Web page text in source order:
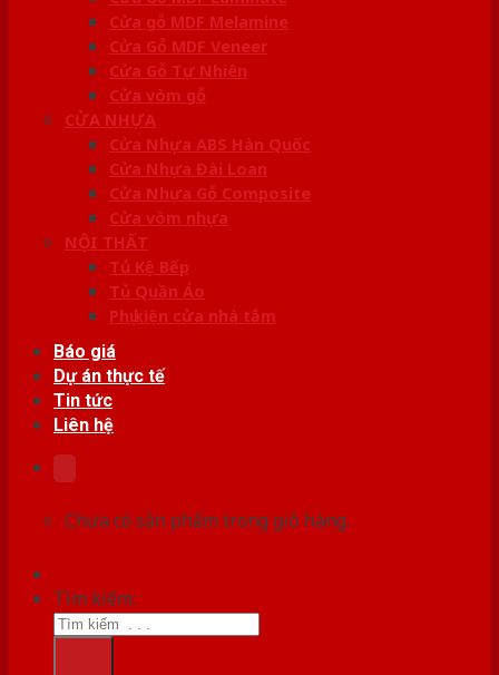
Cửa gỗ MDF Melamine
Cửa Gỗ MDF Veneer
Cửa Gỗ Tự Nhiên
Cửa vòm gỗ
CỬA NHỰA
Cửa Nhựa ABS Hàn Quốc
Cửa Nhựa Đài Loan
Cửa Nhựa Gỗ Composite
Cửa vòm nhựa
NỘI THẤT
Tủ Kệ Bếp
Tủ Quần Áo
Phụ kiện cửa nhà tắm
Báo giá
Dự án thực tế
Tin tức
Liên hệ
Chưa có sản phẩm trong giỏ hàng.
Tìm kiếm: